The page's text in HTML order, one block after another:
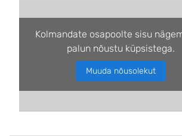
Kolmandate osapoolte sisu
palun nõustu küpsistega.
Muuda nõusolekut